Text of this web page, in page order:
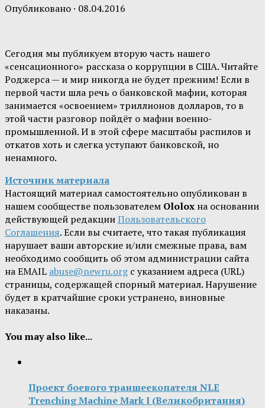
Опубликовано · 08.04.2016
Сегодня мы публикуем вторую часть нашего
«сенсационного» рассказа о коррупции в США. Читайте
Роджерса — и мир никогда не будет прежним! Если в
первой части шла речь о банковской мафии, которая
занимается «освоением» триллионов долларов, то в
этой части разговор пойдёт о мафии военно-
промышленной. И в этой сфере масштабы распилов и
откатов хоть и слегка уступают банковской, но
ненамного.
Источник материала
Настоящий материал самостоятельно опубликован в
нашем сообществе пользователем Ololox на основании
действующей редакцииПользовательского
Соглашения. Если вы считаете, что такая публикация
нарушает ваши авторские и/или смежные права, вам
необходимо сообщить об этом администрации сайта
на EMAIL abuse@newru.orgс указанием адреса (URL)
страницы, содержащей спорный материал. Нарушение
будет в кратчайшие сроки устранено, виновные
наказаны.
You may also like...
Проект боевого траншеекопателя NLE
Trenching Machine Mark I (Великобритания)